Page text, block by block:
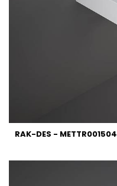
RAK-DES - METTR001504